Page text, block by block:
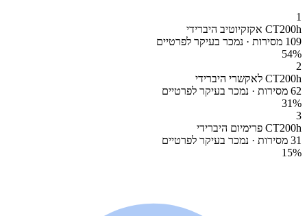
1
CT200h אקזקיוטיב היברידי
109 מסירות · נמכר בעיקר לפרטיים
54%
2
CT200h לאקשרי היברידי
62 מסירות · נמכר בעיקר לפרטיים
31%
3
CT200h פרימיום היברידי
31 מסירות · נמכר בעיקר לפרטיים
15%